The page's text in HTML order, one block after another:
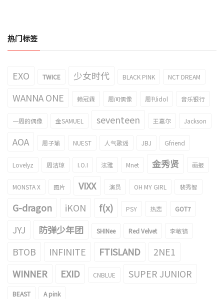
热门标签
EXO TWICE 少女时代 BLACK PINK NCT DREAM
WANNA ONE 赖冠霖 周间偶像 周刊idol 音乐银行
一周的偶像 金SAMUEL seventeen 王嘉尔 Jackson
AOA 周子瑜 NUEST 人气歌谣 JBJ Gfriend
Lovelyz 周洁琼 I.O.I 泫雅 Mnet 金秀贤 画报
MONSTA X 图片 VIXX 演员 OH MY GIRL 裴秀智
G-dragon iKON f(x) PSY 热恋 GOT7
JYJ 防弹少年团 SHINee Red Velvet 李敏镐
BTOB INFINITE FTISLAND
2NE1
WINNER
EXID CNBLUE SUPER JUNIOR
BEAST A pink